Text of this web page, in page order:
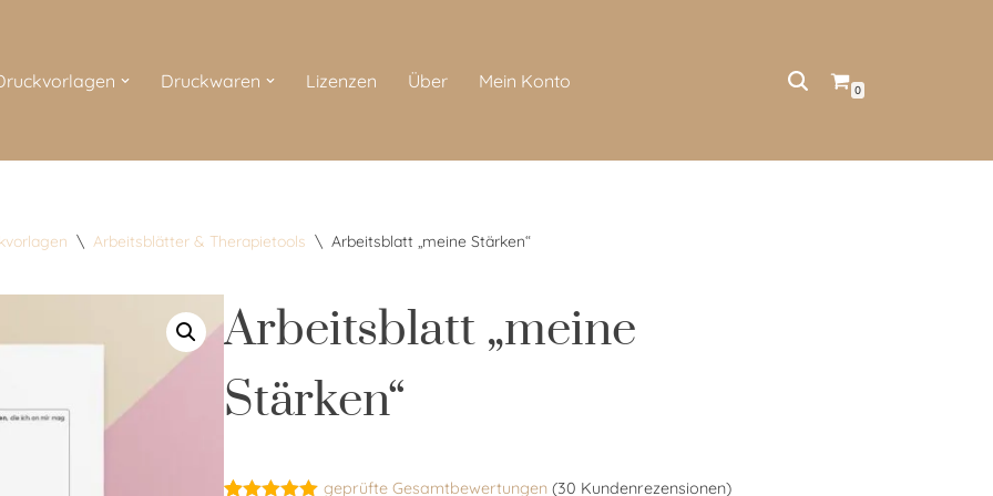
Druckwaren Lizenzen Über Mein Konto 0
\ Arbeitsblätter & Therapietools \ Arbeitsblatt „meine Stärken“
Arbeitsblatt „meine
Stärken“
geprüfte Gesamtbewertungen (30 Kundenrezensionen)